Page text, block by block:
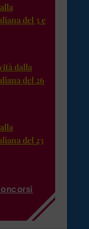
del 3 e
dalla
del 26
del 23